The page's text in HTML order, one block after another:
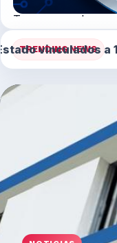
Tegogroupsrl.com
TRENDING NEWS
senadoresBanco